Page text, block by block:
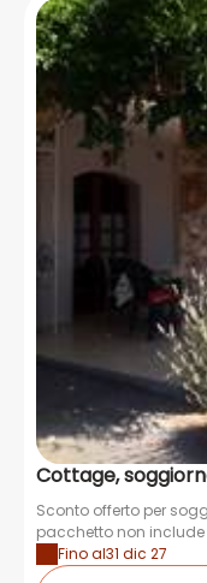
Cottage,
Sconto offerto per
pacchetto non
Fino al31 dic 27